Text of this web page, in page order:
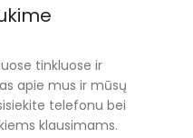
tinkluose ir
apie mus ir mūsų
telefonu bei
klausimams.